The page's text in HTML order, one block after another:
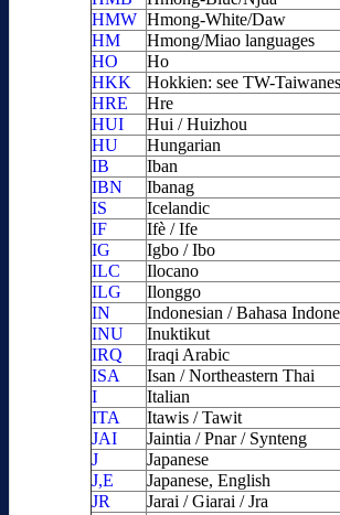
HMW Hmong-White/Daw
HM
Hmong/Miao languages
HO
Ho
HKK
Hokkien: see TW-
HRE
Hre
HUI
Hui / Huizhou
HU
Hungarian
IB
Iban
IBN
Ibanag
IS
Icelandic
IF
Ifè / Ife
IG
Igbo / Ibo
ILC
Ilocano
ILG
Ilonggo
IN
Indonesian / Bahasa
INU
Inuktikut
IRQ
Iraqi Arabic
ISA
Isan / Northeastern Thai
I
Italian
ITA
Itawis / Tawit
JAI
Jaintia / Pnar / Synteng
J
Japanese
J,E
Japanese, English
JR
Jarai / Giarai / Jra